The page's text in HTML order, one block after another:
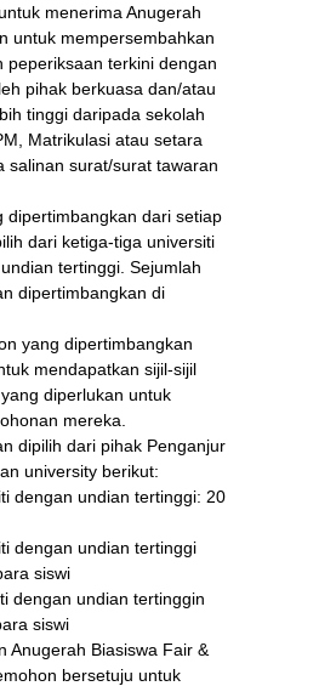
menerima Anugerah
untuk mempersembahkan
peperiksaan terkini dengan
pihak berkuasa dan/atau
tinggi daripada sekolah
Matrikulasi atau setara
salinan surat/surat tawaran
dipertimbangkan dari setiap
dari ketiga-tiga universiti
tertinggi. Sejumlah
dipertimbangkan di
yang dipertimbangkan
mendapatkan sijil-sijil
diperlukan untuk
mereka.
dipilih dari pihak Penganjur
university berikut:
dengan undian tertinggi: 20
dengan undian tertinggi
siswi
dengan undian tertinggin
siswi
Anugerah Biasiswa Fair &
bersetuju untuk